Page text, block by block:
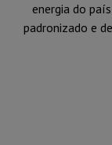
energia do
padronizado e